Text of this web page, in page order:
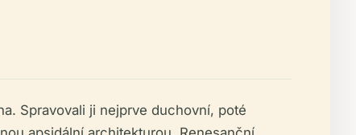
Spravovali ji nejprve duchovní, poté